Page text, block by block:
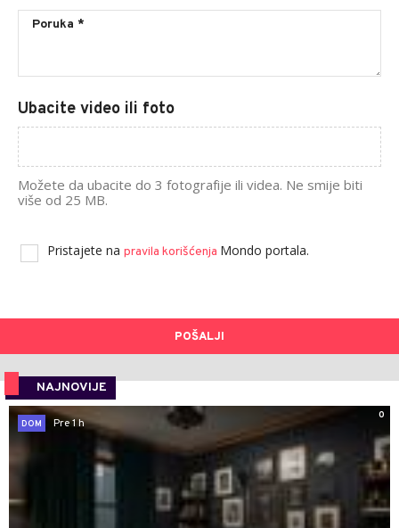
Ubacite video ili foto
Možete da ubacite do 3 fotografije ili videa. Ne smije biti
više od 25 MB.
Pristajete na pravila korišćenja Mondo portala.
POŠALJI
NAJNOVIJE
0
DOM
Pre 1 h